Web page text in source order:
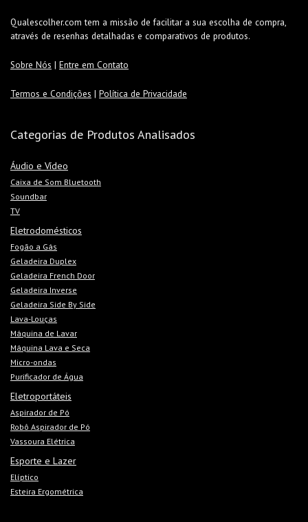
Qualescolher.com tem a missão de facilitar a sua escolha de compra,
através de resenhas detalhadas e comparativos de produtos.
Sobre Nós | Entre em Contato
Termos e Condições | Política de Privacidade
Categorias de Produtos Analisados
Áudio e Vídeo
Caixa de Som Bluetooth
Soundbar
TV
Eletrodomésticos
Fogão a Gás
Geladeira Duplex
Geladeira French Door
Geladeira Inverse
Geladeira Side By Side
Lava-Louças
Máquina de Lavar
Máquina Lava e Seca
Micro-ondas
Purificador de Água
Eletroportáteis
Aspirador de Pó
Robô Aspirador de Pó
Vassoura Elétrica
Esporte e Lazer
Elíptico
Esteira Ergométrica